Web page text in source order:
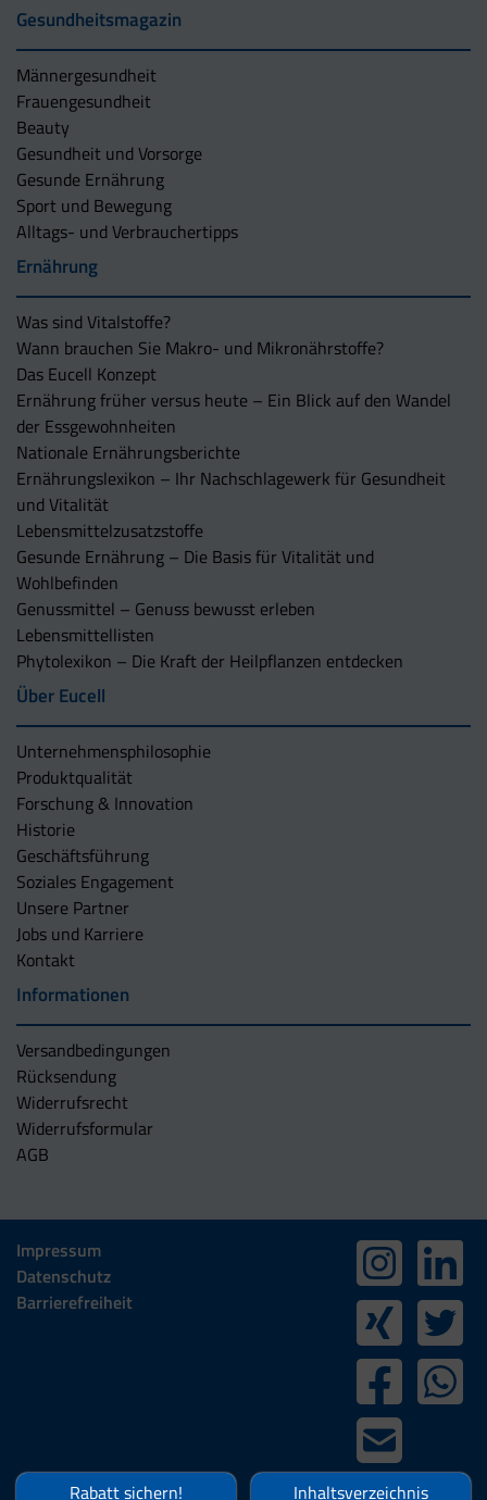
Gesundheitsmagazin
Männergesundheit
Frauengesundheit
Beauty
Gesundheit und Vorsorge
Gesunde Ernährung
Sport und Bewegung
Alltags- und Verbrauchertipps
Ernährung
Was sind Vitalstoffe?
Wann brauchen Sie Makro- und Mikronährstoffe?
Das Eucell Konzept
Ernährung früher versus heute – Ein Blick auf den Wandel
der Essgewohnheiten
Nationale Ernährungsberichte
Ernährungslexikon – Ihr Nachschlagewerk für Gesundheit
und Vitalität
Lebensmittelzusatzstoffe
Gesunde Ernährung – Die Basis für Vitalität und
Wohlbefinden
Genussmittel – Genuss bewusst erleben
Lebensmittellisten
Phytolexikon – Die Kraft der Heilpflanzen entdecken
Über Eucell
Unternehmens­philosophie
Produktqualität
Forschung & Innovation
Historie
Geschäftsführung
Soziales Engagement
Unsere Partner
Jobs und Karriere
Kontakt
Informationen
Versandbedingungen
Rücksendung
Widerrufsrecht
Widerrufsformular
AGB
Impressum
Datenschutz
Barrierefreiheit
Rabatt sichern! Inhaltsverzeichnis